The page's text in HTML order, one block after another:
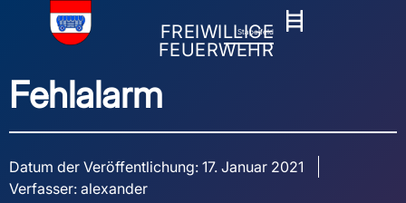
FREIWILLIGE
FEUERWEHR
Stapelfeld
Fehlalarm
Datum der Veröffentlichung: 17. Januar 2021
Verfasser: alexander